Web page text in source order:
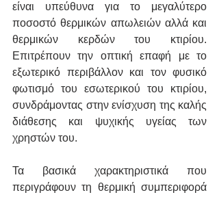
είναι υπεύθυνα για το μεγαλύτερο
ποσοστό θερμικών απωλειών αλλά και
θερμικών κερδών του κτιρίου.
Επιτρέπουν την οπτική επαφή με το
εξωτερικό περιβάλλον και τον φυσικό
φωτισμό του εσωτερικού του κτιρίου,
συνδράμοντας στην ενίσχυση της καλής
διάθεσης και ψυχικής υγείας των
χρηστών του.
Τα βασικά χαρακτηριστικά που
περιγράφουν τη θερμική συμπεριφορά